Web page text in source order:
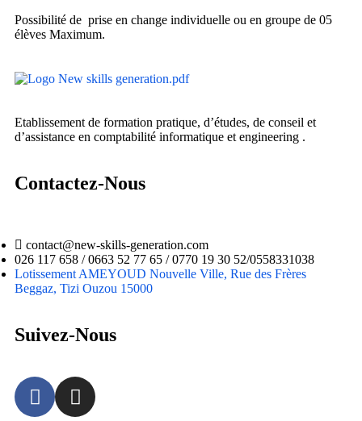
Possibilité de prise en change individuelle ou en groupe de 05
élèves Maximum.
Etablissement de formation pratique, d’études, de conseil et
d’assistance en comptabilité informatique et engineering .
Contactez-Nous
contact@new-skills-generation.com
026 117 658 / 0663 52 77 65 / 0770 19 30 52/0558331038
Lotissement AMEYOUD Nouvelle Ville, Rue des Frères
Beggaz, Tizi Ouzou 15000
Suivez-Nous